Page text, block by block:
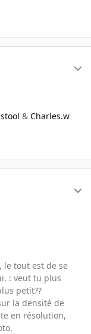
& Charles.w
le tout est de se
: veut tu plus
petit??
la densité de
en résolution,